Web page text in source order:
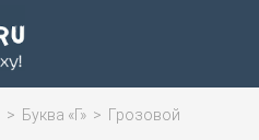
> Буква «Г» > Грозовой